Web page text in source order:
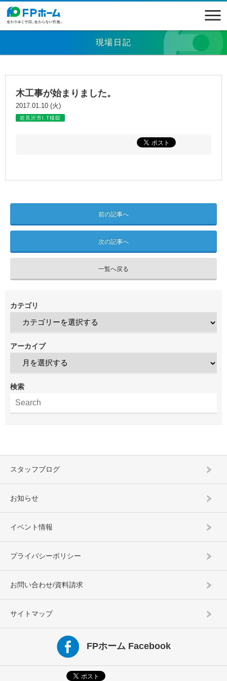
現場日記
木工事が始まりました。
2017.01.10 (火)
岩見沢市I.T様邸
前の記事へ
次の記事へ
一覧へ戻る
カテゴリ
アーカイブ
検索
スタッフブログ
お知らせ
イベント情報
プライバシーポリシー
お問い合わせ/資料請求
サイトマップ
FPホーム Facebook